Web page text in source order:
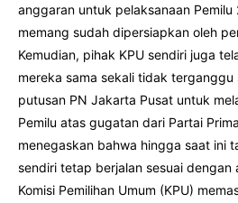
anggaran untuk pelaksanaan
memang sudah dipersiapkan oleh
Kemudian, pihak KPU sendiri juga
mereka sama sekali tidak terganggu
putusan PN Jakarta Pusat untuk
Pemilu atas gugatan dari Partai
menegaskan bahwa hingga saat ini
sendiri tetap berjalan sesuai dengan
Komisi Pemilihan Umum (KPU)